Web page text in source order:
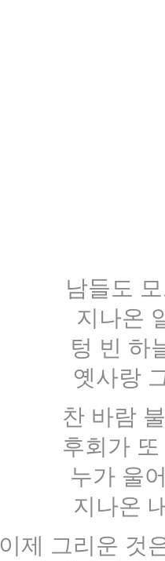
남들도
지나온
텅 빈 하
옛사랑
찬 바람
후회가
누가 울
지나온
이제 그리운 것